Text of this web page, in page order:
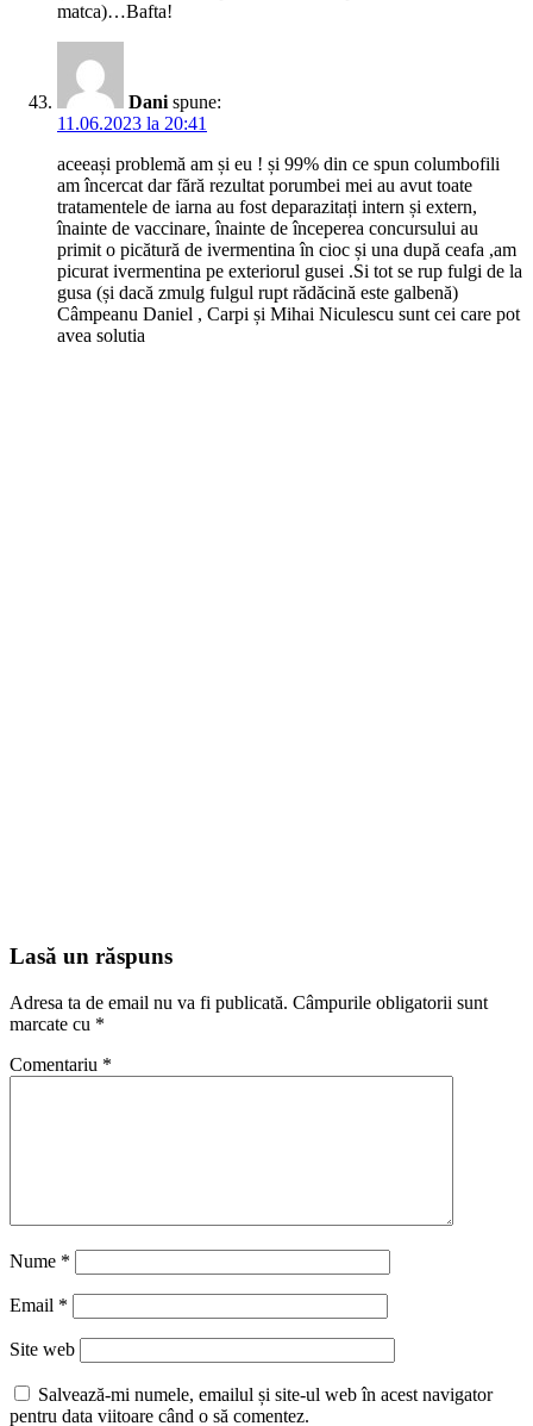
matca)…Bafta!
Dani spune:
11.06.2023 la 20:41
aceeași problemă am și eu ! și 99% din ce spun columbofili
am încercat dar fără rezultat porumbei mei au avut toate
tratamentele de iarna au fost deparazitați intern și extern,
înainte de vaccinare, înainte de începerea concursului au
primit o picătură de ivermentina în cioc și una după ceafa ,am
picurat ivermentina pe exteriorul gusei .Si tot se rup fulgi de la
gusa (și dacă zmulg fulgul rupt rădăcină este galbenă)
Câmpeanu Daniel , Carpi și Mihai Niculescu sunt cei care pot
avea solutia
Lasă un răspuns
Adresa ta de email nu va fi publicată. Câmpurile obligatorii sunt
marcate cu *
Comentariu *
Nume *
Email *
Site web
Salvează-mi numele, emailul și site-ul web în acest navigator
pentru data viitoare când o să comentez.